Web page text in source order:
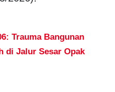
Trauma Bangunan
di Jalur Sesar Opak